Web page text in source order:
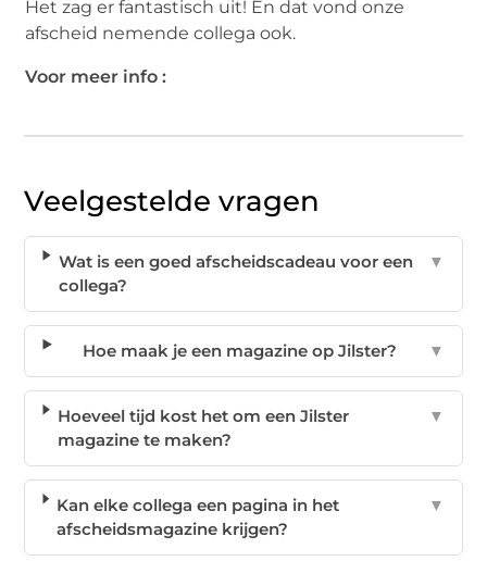
Het zag er fantastisch uit! En dat vond onze
afscheid nemende collega ook.
Voor meer info :
Veelgestelde vragen
Wat is een goed afscheidscadeau voor een
collega?
▼
Hoe maak je een magazine op Jilster? ▼
Hoeveel tijd kost het om een Jilster
magazine te maken?
▼
Kan elke collega een pagina in het
afscheidsmagazine krijgen?
▼